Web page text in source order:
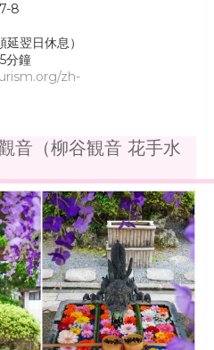
8
翌日休息）
分鐘
zh-
音（柳谷観音 花手水